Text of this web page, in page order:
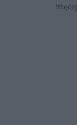
Więcej